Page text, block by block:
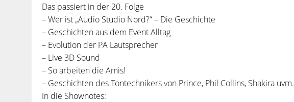
Das passiert in der 20. Folge
– Wer ist „Audio Studio Nord?“ – Die Geschichte
– Geschichten aus dem Event Alltag
– Evolution der PA Lautsprecher
– Live 3D Sound
– So arbeiten die Amis!
– Geschichten des Tontechnikers von Prince, Phil Collins, Shakira uvm.
In die Shownotes: